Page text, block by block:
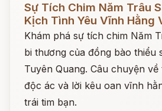
Sự Tích Chim Năm Trâu
Kịch Tình Yêu Vĩnh Hằng
Khám phá sự tích chim Năm
bi thương của đồng bào thiểu
Tuyên Quang. Câu chuyện
độc ác và lời kêu oan vĩnh
trái tim bạn.